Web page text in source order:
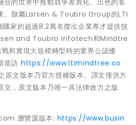
合的世界中推動競爭差異化、出色的客
。隸屬Larsen & Toubro Group的LTI
家的超過8.2萬名傑出企業專才提供技
and Toubro Infotech和Mindtre
和實現大規模轉型時的業界公認優
造訪 https://www.ltimindtree.co
原文版本乃官方授權版本。譯文僅供方
文，原文版本乃唯一具法律效力之版
瀏覽源版本: https://www.busin